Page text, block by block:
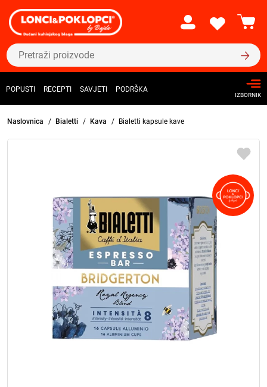
POPUSTI RECEPTI SAVJETI PODRŠKA
IZBORNIK
Naslovnica Bialetti Kava Bialetti kapsule kave